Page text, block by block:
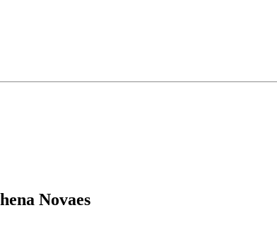
Novaes